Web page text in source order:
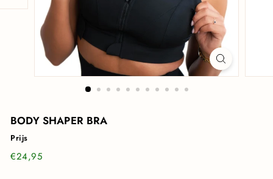
BODY SHAPER BRA
Prijs
Normale
€24,95€24,95